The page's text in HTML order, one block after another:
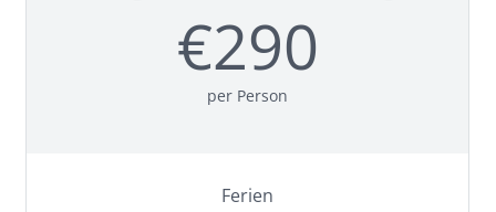
Wer nur die Ausrüstung buchen will, kann das auf:
verleih.skischulesemmering.at
Kurse werden ab 5 Kindern mit demselben
€290
per Person
Ferien